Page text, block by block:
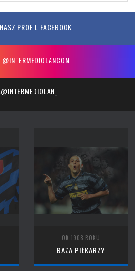
NASZ PROFIL FACEBOOK
@INTERMEDIOLANCOM
@INTERMEDIOLAN_
OD 1908 ROKU
BAZA PIŁKARZY